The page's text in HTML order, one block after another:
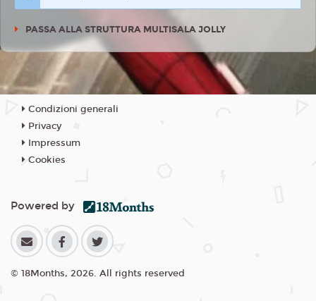
PASSA ALLA STRUTTURA MULTISALA JOLLY
Condizioni generali
Privacy
Impressum
Cookies
Powered by
© 18Months, 2026. All rights reserved